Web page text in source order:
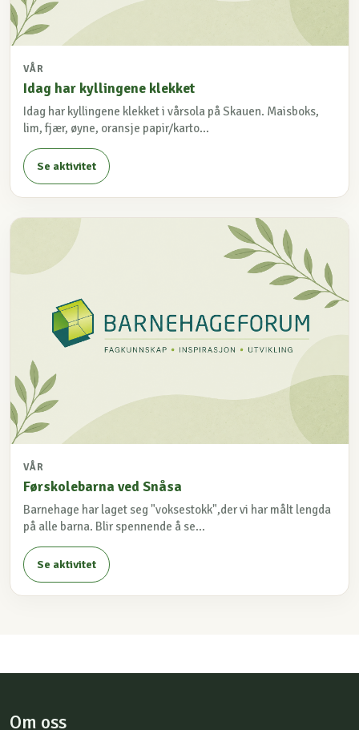
VÅR
Idag har kyllingene klekket
Idag har kyllingene klekket i vårsola på Skauen. Maisboks,
lim, fjær, øyne, oransje papir/karto...
Se aktivitet
VÅR
Førskolebarna ved Snåsa
Barnehage har laget seg "voksestokk",der vi har målt lengda
på alle barna. Blir spennende å se...
Se aktivitet
Om oss